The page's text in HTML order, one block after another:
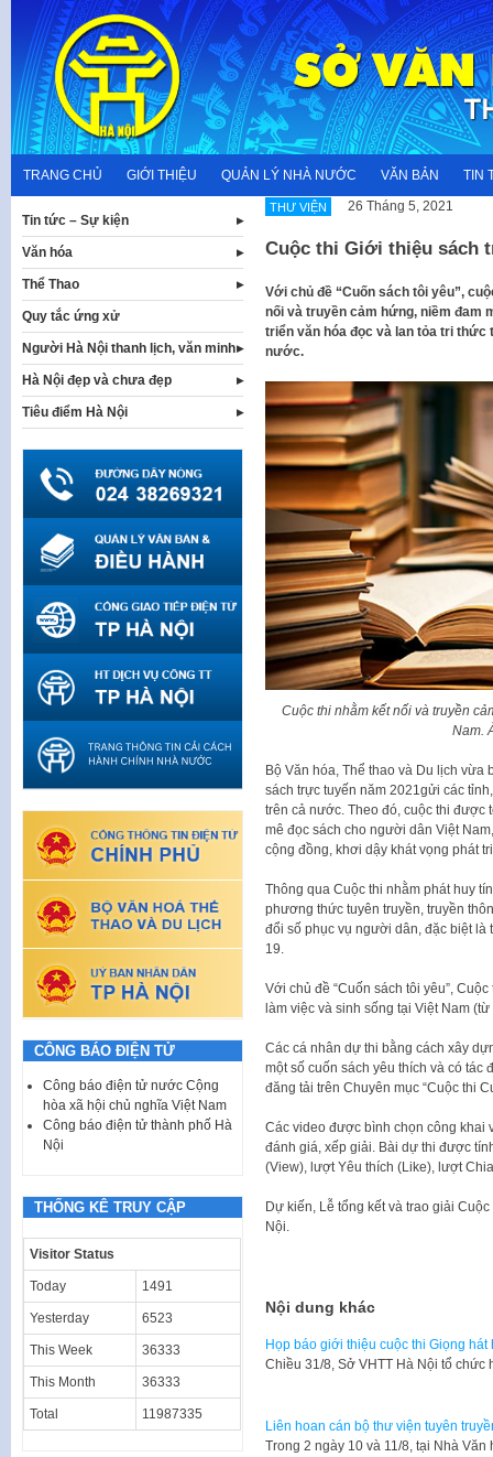
content
TRANG CHỦ GIỚI THIỆU QUẢN LÝ NHÀ NƯỚC VĂN BẢN TIN
THƯ VIỆN 26 Tháng 5, 2021
Cuộc thi Giới thiệu sách
Với chủ đề “Cuốn sách tôi yêu”,
nối và truyền cảm hứng, niềm đam
triển văn hóa đọc và lan tỏa tri thức
nước.
Cuộc thi nhằm kết nối và truyền
Nam.
Bộ Văn hóa, Thể thao và Du lịch vừa
sách trực tuyến năm 2021gửi các
trên cả nước. Theo đó, cuộc thi được
mê đọc sách cho người dân Việt
cộng đồng, khơi dậy khát vọng phát
Thông qua Cuộc thi nhằm phát huy
phương thức tuyên truyền, truyền
đổi số phục vụ người dân, đặc biệt là
19.
Với chủ đề “Cuốn sách tôi yêu”,
làm việc và sinh sống tại Việt Nam
Các cá nhân dự thi bằng cách xây
một số cuốn sách yêu thích và có
đăng tải trên Chuyên mục “Cuộc thi
Các video được bình chọn công khai
đánh giá, xếp giải. Bài dự thi được
(View), lượt Yêu thích (Like), lượt
Dự kiến, Lễ tổng kết và trao giải
Nội.
Nội dung khác
Họp báo giới thiệu cuộc thi Giọng hát
Chiều 31/8, Sở VHTT Hà Nội tổ
Liên hoan cán bộ thư viện tuyên
​Trong 2 ngày 10 và 11/8, tại Nhà
Tin tức – Sự kiện
Văn hóa
Thể Thao
Quy tắc ứng xử
Người Hà Nội thanh lịch, văn minh
Hà Nội đẹp và chưa đẹp
Tiêu điểm Hà Nội
CÔNG BÁO ĐIỆN TỬ
Công báo điện tử nước Cộng
hòa xã hội chủ nghĩa Việt Nam
Công báo điện tử thành phố Hà
Nội
THỐNG KÊ TRUY CẬP
Visitor Status
Today 1491
Yesterday 6523
This Week 36333
This Month 36333
Total 11987335